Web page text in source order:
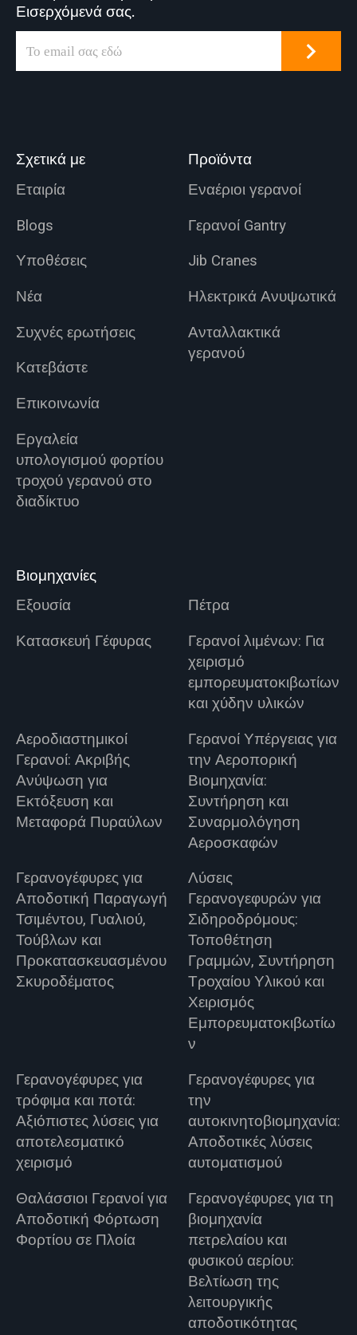
και ναυπηγεία κ.λπ.
ένα κοινό
που εξυπηρετούν
διάφορες εφαρμογές
Εισερχόμενά σας.
Σχετικά με
Εταιρία
Blogs
Υποθέσεις
Νέα
Συχνές ερωτήσεις
Κατεβάστε
Επικοινωνία
Εργαλεία
υπολογισμού φορτίου
τροχού γερανού στο
διαδίκτυο
Προϊόντα
Εναέριοι γερανοί
Γερανοί Gantry
Jib Cranes
Ηλεκτρικά Ανυψωτικά
Ανταλλακτικά
γερανού
Βιομηχανίες
Εξουσία
Πέτρα
Κατασκευή Γέφυρας
Γερανοί λιμένων: Για
χειρισμό
εμπορευματοκιβωτίων
και χύδην υλικών
Αεροδιαστημικοί
Γερανοί: Ακριβής
Ανύψωση για
Εκτόξευση και
Μεταφορά Πυραύλων
Γερανοί Υπέργειας για
την Αεροπορική
Βιομηχανία:
Συντήρηση και
Συναρμολόγηση
Αεροσκαφών
Γερανογέφυρες για
Αποδοτική Παραγωγή
Τσιμέντου, Γυαλιού,
Τούβλων και
Προκατασκευασμένου
Σκυροδέματος
Λύσεις
Γερανογεφυρών για
Σιδηροδρόμους:
Τοποθέτηση
Γραμμών, Συντήρηση
Τροχαίου Υλικού και
Χειρισμός
Εμπορευματοκιβωτίω
ν
Γερανογέφυρες για
τρόφιμα και ποτά:
Αξιόπιστες λύσεις για
αποτελεσματικό
χειρισμό
Γερανογέφυρες για
την
αυτοκινητοβιομηχανία:
Αποδοτικές λύσεις
αυτοματισμού
Θαλάσσιοι Γερανοί για
Αποδοτική Φόρτωση
Φορτίου σε Πλοία
Γερανογέφυρες για τη
βιομηχανία
πετρελαίου και
φυσικού αερίου:
Βελτίωση της
λειτουργικής
αποδοτικότητας